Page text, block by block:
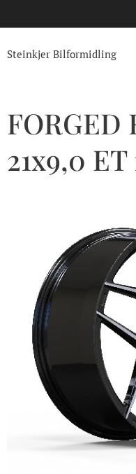
Steinkjer Bilformidling
FORGED
21x9,0